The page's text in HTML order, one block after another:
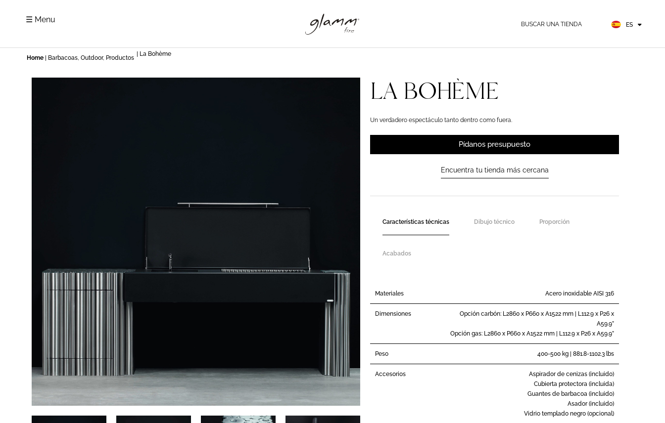
☰ Menu BUSCAR UNA TIENDA ES
DE
Home Barbacoas, Outdoor, Productos
| La Bohème
LA BOHÈME
Un verdadero espectáculo tanto dentro como fuera.
Pídanos presupuesto
Encuentra tu tienda más cercana
Características técnicas Dibujo técnico Proporción
Acabados
Materiales Acero inoxidable AISI 316
Dimensiones
Opción carbón: L2860 x P660 x A1522 mm | L112.9 x P26 x
A59.9”
Opción gas: L2860 x P660 x A1522 mm | L112.9 x P26 x A59.9”
Peso 400-500 kg | 881.8-1102.3 lbs
Accesorios
Aspirador de cenizas (incluido)
Cubierta protectora (incluida)
Guantes de barbacoa (incluido)
Asador (incluido)
Vidrio templado negro (opcional)